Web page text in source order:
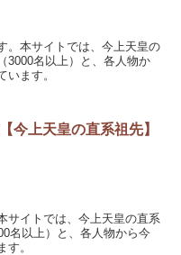
。本サイトでは、今上天皇の
3000名以上）と、各人物か
います。
今上天皇の直系祖先】
サイトでは、今上天皇の直系
名以上）と、各人物から今
す。